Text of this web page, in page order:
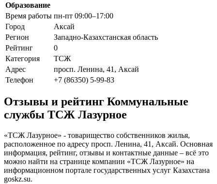
Образование
Время работы пн-пт 09:00–17:00
Город
Аксай
Регион
Западно-Казахстанская область
Рейтинг
0
Категория
ТСЖ
Адрес
просп. Ленина, 41, Аксай
Телефон
+7 (86350) 5-99-83
Отзывы и рейтинг Коммунальные
службы ТСЖ Лазурное
«ТСЖ Лазурное» - товарищество собственников жилья,
расположенное по адресу просп. Ленина, 41, Аксай. Основная
информация, рейтинг, отзывы и контактные данные – всё это
можно найти на странице компании «ТСЖ Лазурное» на
информационном портале государственных услуг Казахстана
goskz.su.